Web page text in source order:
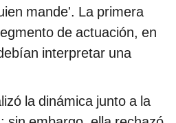
mande'. La primera
de actuación, en
interpretar una
la dinámica junto a la